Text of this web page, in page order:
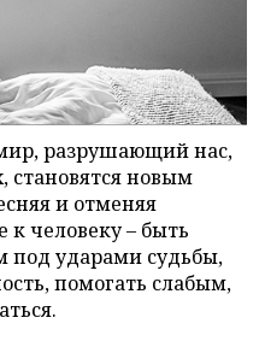
разрушающий нас,
становятся новым
и отменяя
к человеку – быть
ударами судьбы,
помогать слабым,